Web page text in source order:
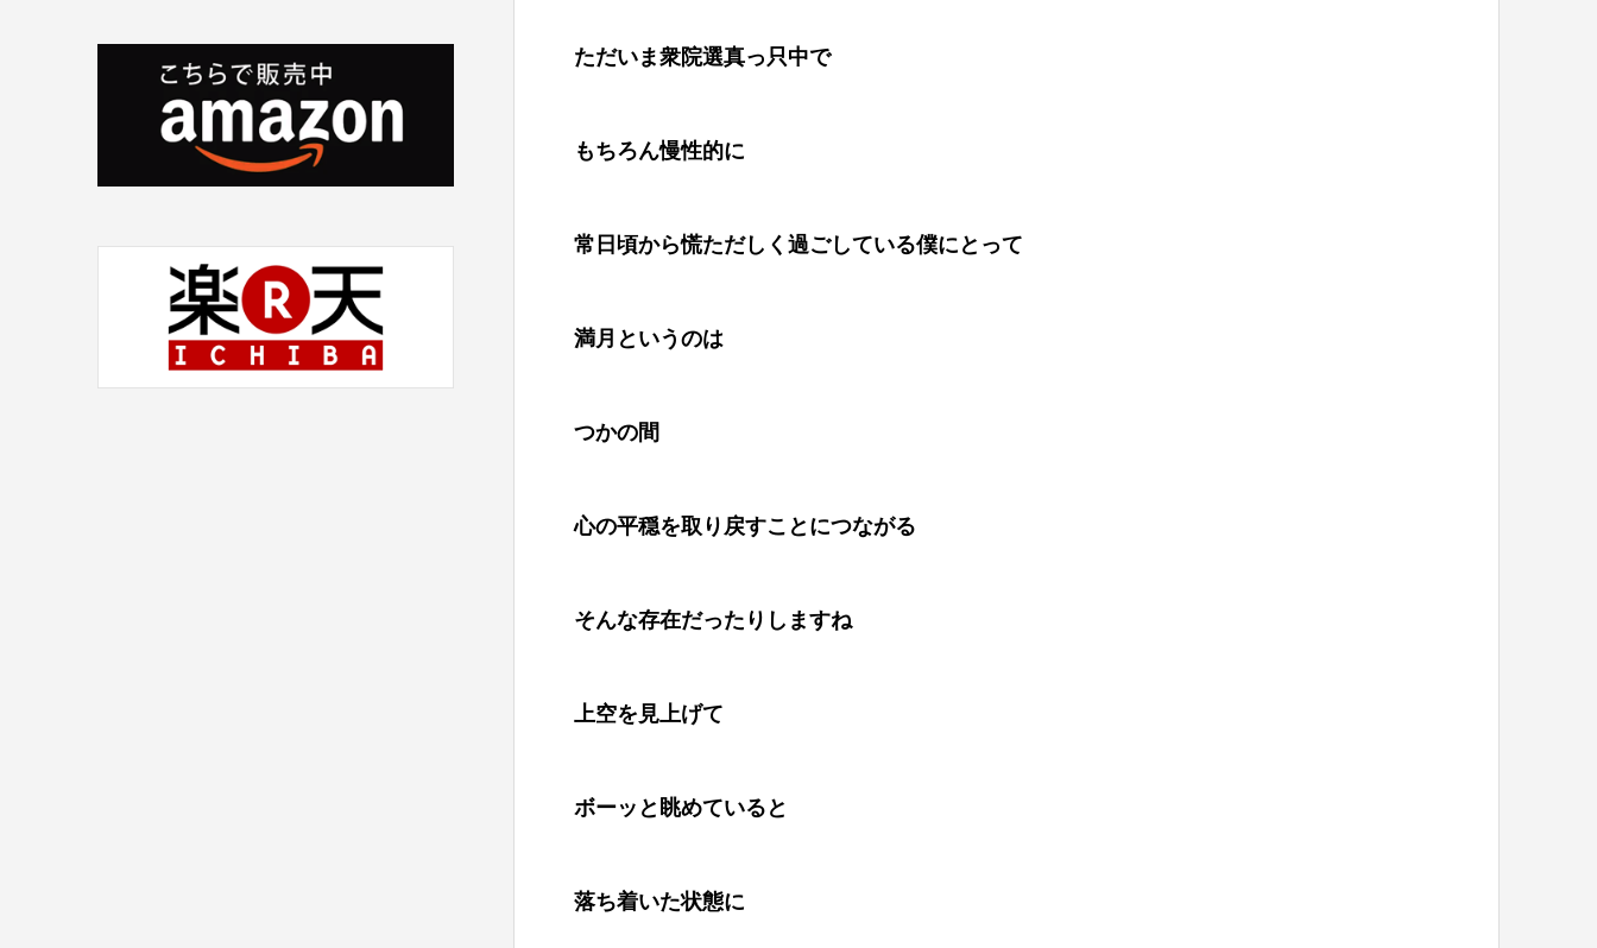
ただいま衆院選真っ只中で
もちろん慢性的に
常日頃から慌ただしく過ごしている僕にとって
満月というのは
つかの間
心の平穏を取り戻すことにつながる
そんな存在だったりしますね
上空を見上げて
ボーッと眺めていると
落ち着いた状態に